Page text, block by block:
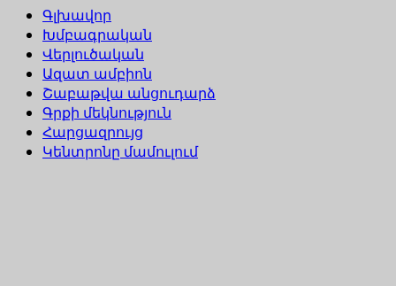
Գլխավոր
Խմբագրական
Վերլուծական
Ազատ ամբիոն
Շաբաթվա անցուդարձ
Գրքի մեկնություն
Հարցազրույց
Կենտրոնը մամուլում